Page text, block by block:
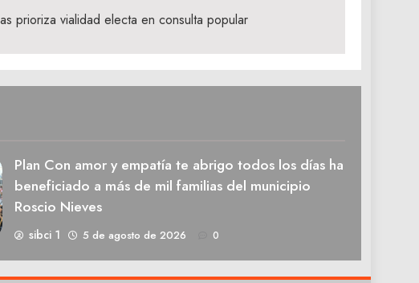
prioriza vialidad electa en consulta popular
Plan Con amor y empatía te abrigo todos los días ha
beneficiado a más de mil familias del municipio
Roscio Nieves
sibci 1 5 de agosto de 2026 0